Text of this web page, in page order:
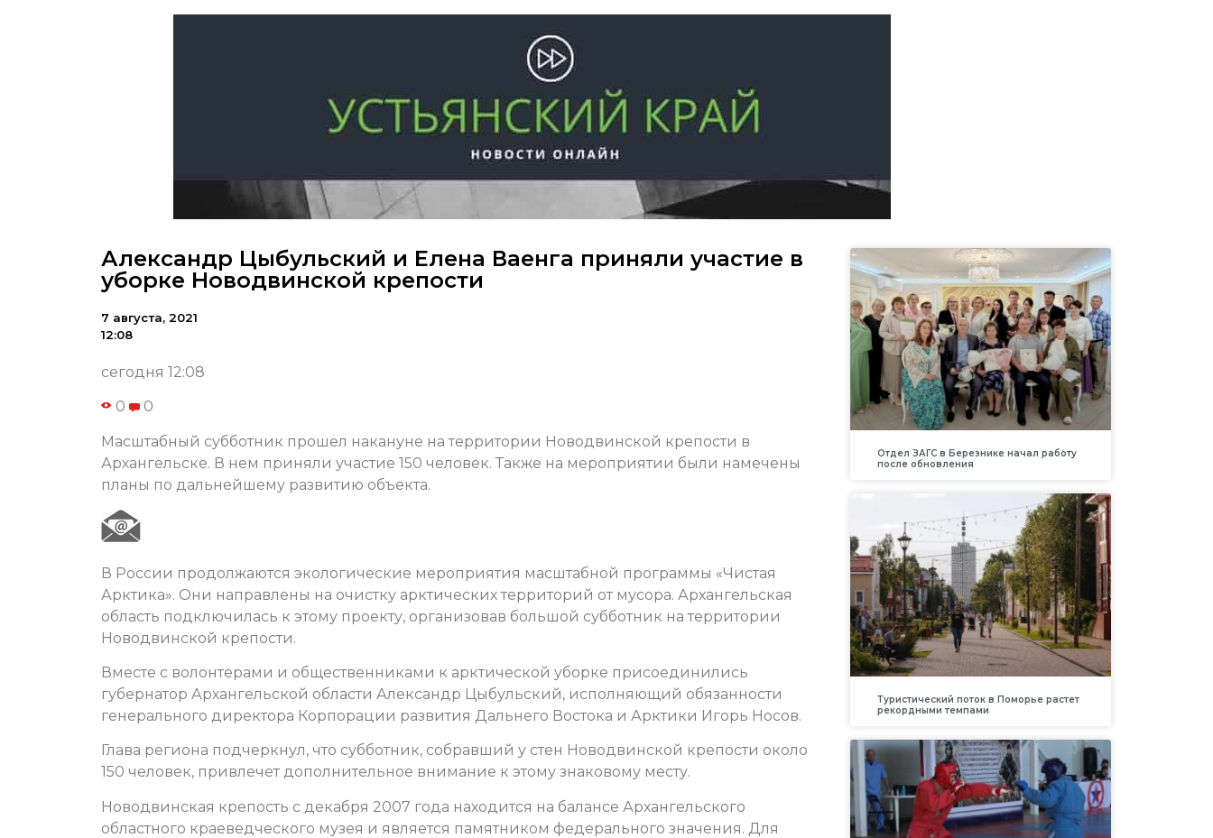
Александр Цыбульский и Елена Ваенга приняли участие в
уборке Новодвинской крепости
7 августа, 2021
12:08
сегодня 12:08
0 0
Масштабный субботник прошел накануне на территории Новодвинской крепости в
Архангельске. В нем приняли участие 150 человек. Также на мероприятии были намечены
планы по дальнейшему развитию объекта.
В России продолжаются экологические мероприятия масштабной программы «Чистая
Арктика». Они направлены на очистку арктических территорий от мусора. Архангельская
область подключилась к этому проекту, организовав большой субботник на территории
Новодвинской крепости.
Вместе с волонтерами и общественниками к арктической уборке присоединились
губернатор Архангельской области Александр Цыбульский, исполняющий обязанности
генерального директора Корпорации развития Дальнего Востока и Арктики Игорь Носов.
Глава региона подчеркнул, что субботник, собравший у стен Новодвинской крепости около
150 человек, привлечет дополнительное внимание к этому знаковому месту.
Новодвинская крепость с декабря 2007 года находится на балансе Архангельского
областного краеведческого музея и является памятником федерального значения. Для
Отдел ЗАГС в Березнике начал работу
после обновления
Туристический поток в Поморье растет
рекордными темпами